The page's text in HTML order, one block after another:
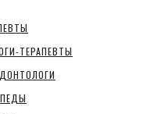
ТЕРАПЕВТЫ